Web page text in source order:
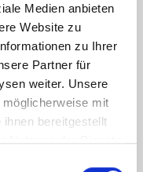
Medien anbieten
Website zu
zu Ihrer
Partner für
weiter. Unsere
mit
bereitgestellt
Nutzung der Dienste